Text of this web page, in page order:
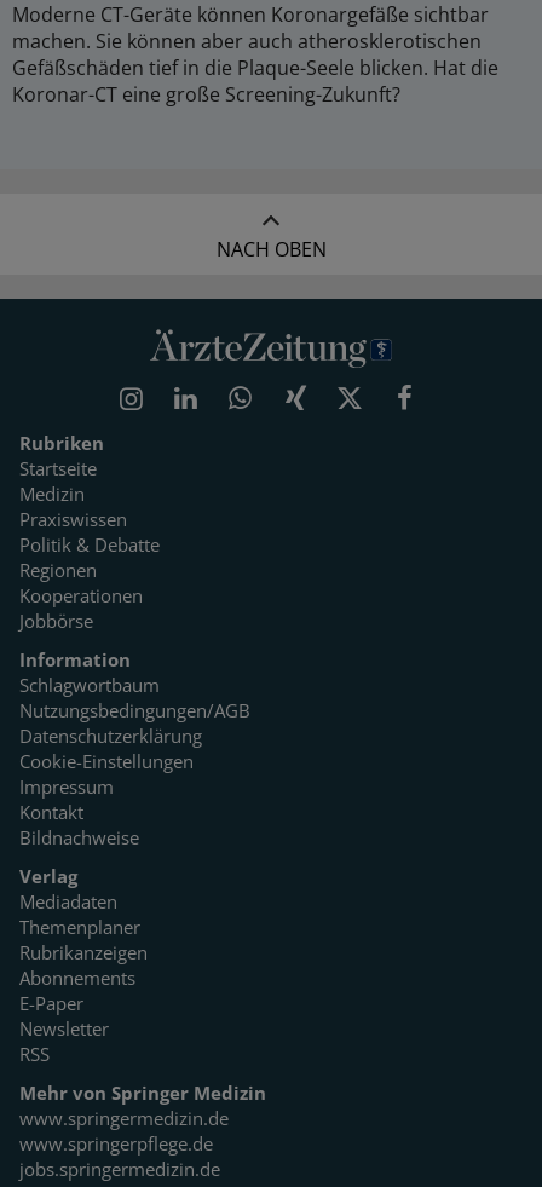
Moderne CT-Geräte können Koronargefäße sichtbar
machen. Sie können aber auch atherosklerotischen
Gefäßschäden tief in die Plaque-Seele blicken. Hat die
Koronar-CT eine große Screening-Zukunft?
NACH OBEN
Rubriken
Startseite
Medizin
Praxiswissen
Politik & Debatte
Regionen
Kooperationen
Jobbörse
Information
Schlagwortbaum
Nutzungsbedingungen/AGB
Datenschutzerklärung
Cookie-Einstellungen
Impressum
Kontakt
Bildnachweise
Verlag
Mediadaten
Themenplaner
Rubrikanzeigen
Abonnements
E-Paper
Newsletter
RSS
Mehr von Springer Medizin
www.springermedizin.de
www.springerpflege.de
jobs.springermedizin.de